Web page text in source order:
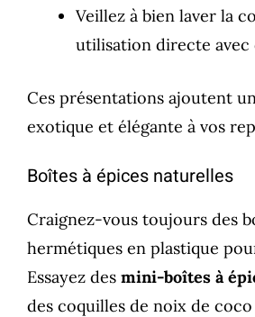
Veillez à bien laver la
utilisation directe avec
Ces présentations ajoutent
exotique et élégante à vos
Boîtes à épices naturelles
Craignez-vous toujours des
hermétiques en plastique
Essayez des mini-boîtes à
des coquilles de noix de coco